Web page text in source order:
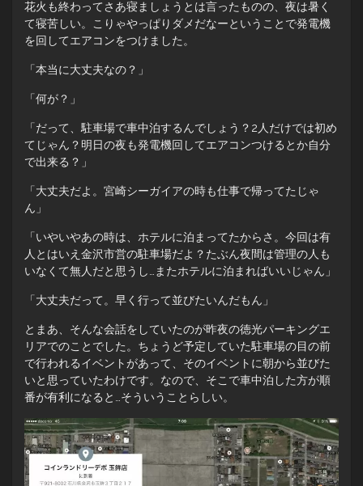
花火も終わってさあ寝ましょうとは言ったものの、夜は暑く
て寝苦しい。こりゃやっぱりダメだなーということで発電機
を回してエアコンをつけました。
「本当に大丈夫なの？」
「何が？」
「だって、駐車場で車中泊するんでしょう？2人だけでは初め
てじゃん？明日の夜も発電機回してエアコンつけるとか自分
で出来る？」
「大丈夫だよ。宮崎シーガイアの時も仕事で帰ってたじゃ
ん」
「いやいやあの時は、ホテルに泊まってたからさ。今回は有
人とはいえ金沢市営の駐車場だよ？たぶん夜間は管理の人も
いなくて無人だと思うし…またホテルに泊まればいいじゃん」
「大丈夫だって。早く行って並びたいんだもん」
とまあ、そんな会話をしていたのが昨夜の徳光パーキングエ
リアでのことでした。ちょうど予定していた駐車場の目の前
で行われるイベントがあって、そのイベントに朝から並びた
いと思っていたわけです。なので、そこで車中泊した方が順
番が有利になると…そういうことらしい。